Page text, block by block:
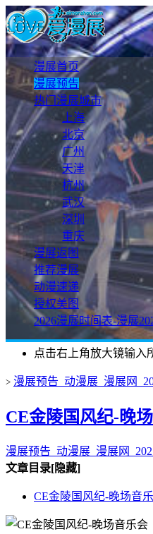
漫展首页
漫展预告
热门漫展城市
上海
北京
广州
天津
杭州
武汉
深圳
重庆
漫展返图
推荐漫展
动漫速递
授权美图
2026漫展时间表-漫展
点击右上角放大镜输入
> 漫展预告_动漫展_漫展网
CE金陵国风纪-晚
漫展预告_动漫展_漫展网
文章目录[隐藏]
CE金陵国风纪-晚场音